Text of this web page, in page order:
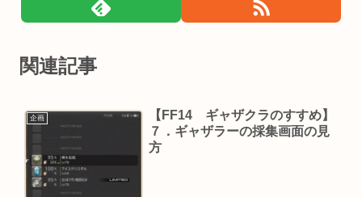
関連記事
企画
【FF14 ギャザクラのすすめ】
７．ギャザラーの採集画面の見
方